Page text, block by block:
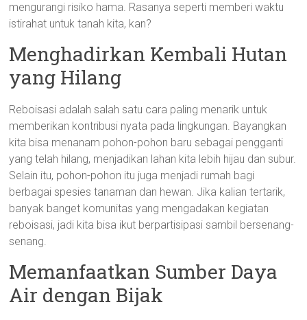
mengurangi risiko hama. Rasanya seperti memberi waktu
istirahat untuk tanah kita, kan?
Menghadirkan Kembali Hutan
yang Hilang
Reboisasi adalah salah satu cara paling menarik untuk
memberikan kontribusi nyata pada lingkungan. Bayangkan
kita bisa menanam pohon-pohon baru sebagai pengganti
yang telah hilang, menjadikan lahan kita lebih hijau dan subur.
Selain itu, pohon-pohon itu juga menjadi rumah bagi
berbagai spesies tanaman dan hewan. Jika kalian tertarik,
banyak banget komunitas yang mengadakan kegiatan
reboisasi, jadi kita bisa ikut berpartisipasi sambil bersenang-
senang.
Memanfaatkan Sumber Daya
Air dengan Bijak